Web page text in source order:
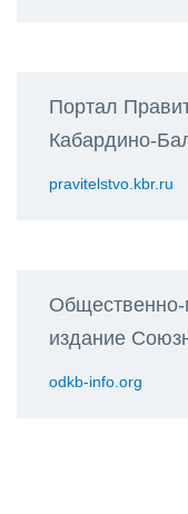
Портал
Кабардино-
pravitelstvo.kbr.ru
Общественно-
издание
odkb-info.org